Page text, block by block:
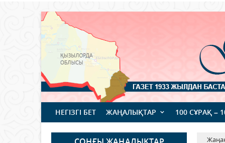
НЕГІЗГІ БЕТ ЖАҢАЛЫҚТАР 100 СҰРАҚ –